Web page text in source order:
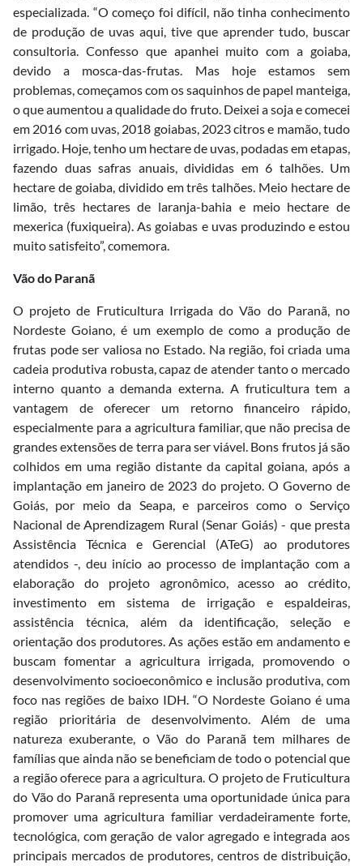
especializada. “O começo foi difícil, não tinha conhecimento
de produção de uvas aqui, tive que aprender tudo, buscar
consultoria. Confesso que apanhei muito com a goiaba,
devido a mosca-das-frutas. Mas hoje estamos sem
problemas, começamos com os saquinhos de papel manteiga,
o que aumentou a qualidade do fruto. Deixei a soja e comecei
em 2016 com uvas, 2018 goiabas, 2023 citros e mamão, tudo
irrigado. Hoje, tenho um hectare de uvas, podadas em etapas,
fazendo duas safras anuais, divididas em 6 talhões. Um
hectare de goiaba, dividido em três talhões. Meio hectare de
limão, três hectares de laranja-bahia e meio hectare de
mexerica (fuxiqueira). As goiabas e uvas produzindo e estou
muito satisfeito”, comemora.
Vão do Paranã
O projeto de Fruticultura Irrigada do Vão do Paranã, no
Nordeste Goiano, é um exemplo de como a produção de
frutas pode ser valiosa no Estado. Na região, foi criada uma
cadeia produtiva robusta, capaz de atender tanto o mercado
interno quanto a demanda externa. A fruticultura tem a
vantagem de oferecer um retorno financeiro rápido,
especialmente para a agricultura familiar, que não precisa de
grandes extensões de terra para ser viável. Bons frutos já são
colhidos em uma região distante da capital goiana, após a
implantação em janeiro de 2023 do projeto. O Governo de
Goiás, por meio da Seapa, e parceiros como o Serviço
Nacional de Aprendizagem Rural (Senar Goiás) - que presta
Assistência Técnica e Gerencial (ATeG) ao produtores
atendidos -, deu início ao processo de implantação com a
elaboração do projeto agronômico, acesso ao crédito,
investimento em sistema de irrigação e espaldeiras,
assistência técnica, além da identificação, seleção e
orientação dos produtores. As ações estão em andamento e
buscam fomentar a agricultura irrigada, promovendo o
desenvolvimento socioeconômico e inclusão produtiva, com
foco nas regiões de baixo IDH. “O Nordeste Goiano é uma
região prioritária de desenvolvimento. Além de uma
natureza exuberante, o Vão do Paranã tem milhares de
famílias que ainda não se beneficiam de todo o potencial que
a região oferece para a agricultura. O projeto de Fruticultura
do Vão do Paranã representa uma oportunidade única para
promover uma agricultura familiar verdadeiramente forte,
tecnológica, com geração de valor agregado e integrada aos
principais mercados de produtores, centros de distribuição,